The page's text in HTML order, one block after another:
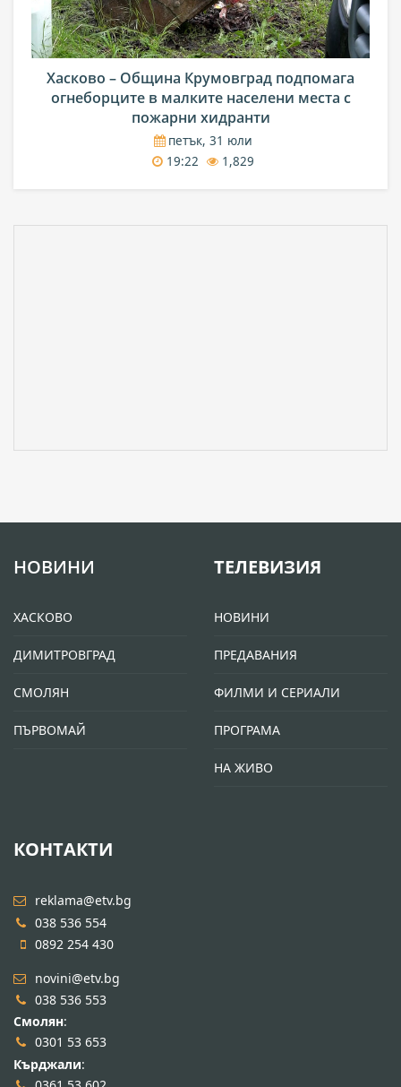
Хасково – Община Крумовград подпомага
огнеборците в малките населени места с
пожарни хидранти
петък, 31 юли
19:22
1,829
НОВИНИ
ХАСКОВО
ДИМИТРОВГРАД
СМОЛЯН
ПЪРВОМАЙ
ТЕЛЕВИЗИЯ
НОВИНИ
ПРЕДАВАНИЯ
ФИЛМИ И СЕРИАЛИ
ПРОГРАМА
НА ЖИВО
КОНТАКТИ
reklama@etv.bg
038 536 554
0892 254 430
novini@etv.bg
038 536 553
Смолян:
0301 53 653
Кърджали: